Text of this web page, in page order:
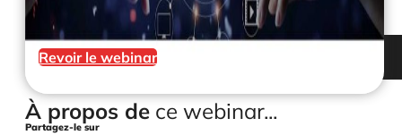
Revoir le webinar
À propos de ce webinar...
Partagez-le sur